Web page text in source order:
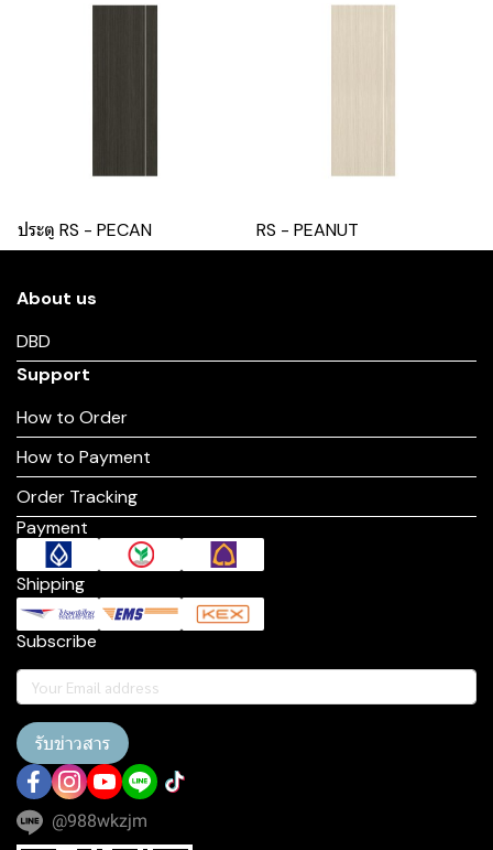
ประตู RS - PECAN RS - PEANUT
About us
DBD
Support
How to Order
How to Payment
Order Tracking
Payment
Shipping
Subscribe
รับข่าวสาร
@988wkzjm